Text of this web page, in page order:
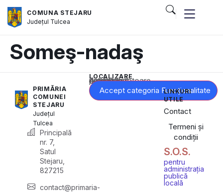
COMUNA STEJARU
Județul Tulcea
Someş-nadaş
PRIMĂRIA
COMUNEI
STEJARU
Județul
Tulcea
Principală
nr. 7,
Satul
Stejaru,
827215
contact@primaria-
LOCALIZARE
Acest conținut este blocat până când acceptați categoria corespunzătoare de cookie-uri.
Accept categoria Funcționalitate
LINKURI
UTILE
Contact
Termeni și
condiții
S.O.S.
pentru
administrația
publică
locală